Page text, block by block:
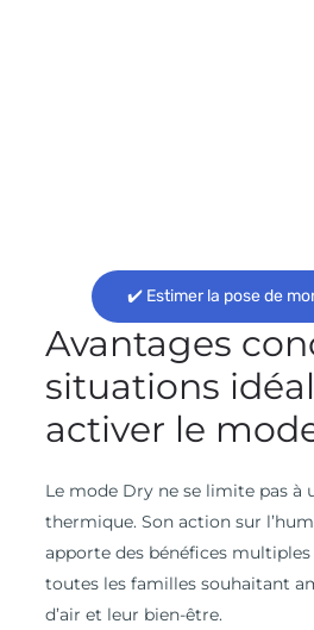
✔️ Estimer la pose de
Avantages
situations
activer le
Le mode Dry ne se limite pas à
thermique. Son action sur
apporte des bénéfices multiples
toutes les familles souhaitant
d’air et leur bien-être.